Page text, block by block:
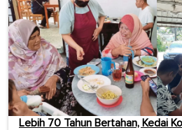
Lebih 70 Tahun Bertahan, Kedai